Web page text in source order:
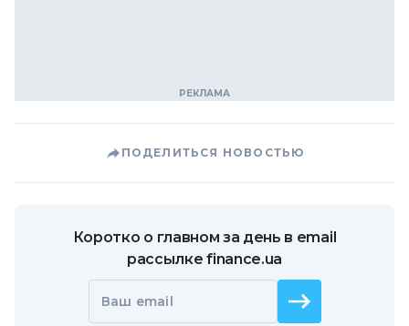
ПОДЕЛИТЬСЯ НОВОСТЬЮ
Коротко о главном за день в email
рассылке finance.ua
Ваш email